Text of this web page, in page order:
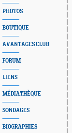
PHOTOS
BOUTIQUE
AVANTAGES CLUB
FORUM
LIENS
MÉDIATHÈQUE
SONDAGES
BIOGRAPHIES